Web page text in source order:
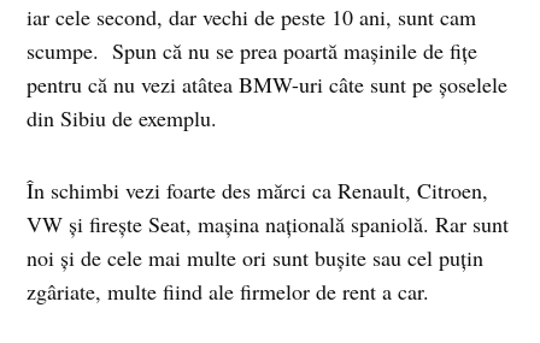
iar cele second, dar vechi de peste 10 ani, sunt cam
scumpe. Spun că nu se prea poartă maşinile de fiţe
pentru că nu vezi atâtea BMW-uri câte sunt pe şoselele
din Sibiu de exemplu.
În schimbi vezi foarte des mărci ca Renault, Citroen,
VW şi fireşte Seat, maşina naţională spaniolă. Rar sunt
noi şi de cele mai multe ori sunt buşite sau cel puţin
zgâriate, multe fiind ale firmelor de rent a car.